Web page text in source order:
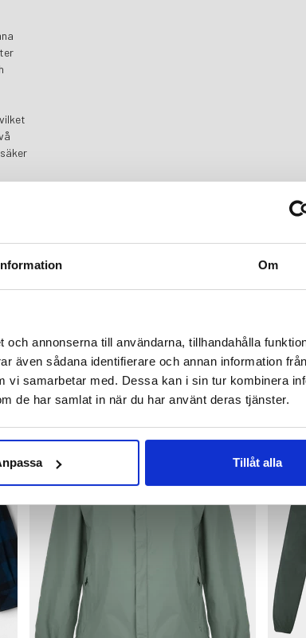
Om
annonserna till användarna, tillhandahålla
även sådana identifierare och annan information
vi samarbetar med. Dessa kan i sin tur kombinera
de har samlat in när du har använt deras tjänster.
Tillåt alla